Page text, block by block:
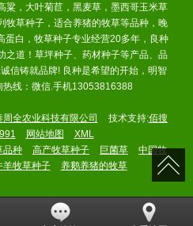
粱，大叶菊苣，黑麦草，墨西哥玉米草
牧草种子，适合养猪的牧草等品种，晚
蛋白，牧草种子专业经营20多年，良种
之道！草坪种子、药材种子等产品、品
信铸就品牌! 良种是希望的开始，明智
热线：微信.手机13053816388
周全农业科技有限公司 技术支持:佰搜
网站地图
XML
品种 高产牧草种子 巨菌草
中国牧
羊牧草种子 养鹅养猪的牧草